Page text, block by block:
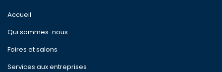
Accueil
Qui sommes-nous
Foires et salons
Services aux entreprises